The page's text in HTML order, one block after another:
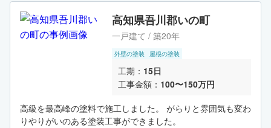
く思います。 弊社は安くもなく高くもない。確実に良い施工
を各お施主様にご提供させていただいてます。 安いに越した
ことはないですがちゃんと中身を見ていただき、ほんとに嬉
しかったです。 僕もも嬉しくなり光触媒サービスとおおばん
振る舞いしちゃいましたね（笑） 施工が完了すれば終わりで
はなく。保証もあります。 これからがほんとのお付き合いが
始まります 今後ともよろしくお願いいたします。
高知県吾川郡いの町
一戸建て / 築20年
外壁の塗装 屋根の塗装
工期： 15日
工事金額： 100〜150万円
高級を最高峰の塗料で施工しました。 がらりと雰囲気も変わ
りやりがいのある塗装工事ができました。